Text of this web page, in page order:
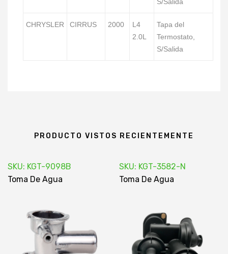
CHRYSLER CIRRUS 2000
L4
2.0L
Tapa del
Termostato,
S/Salida
PRODUCTO VISTOS RECIENTEMENTE
SKU: KGT-9098B
Toma De Agua
SKU: KGT-3582-N
Toma De Agua